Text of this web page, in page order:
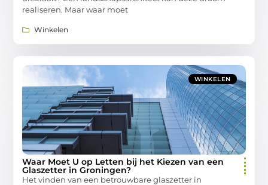
realiseren. Maar waar moet
Winkelen
WINKELEN
Waar Moet U op Letten bij het Kiezen van een
Glaszetter in Groningen?
Het vinden van een betrouwbare glaszetter in